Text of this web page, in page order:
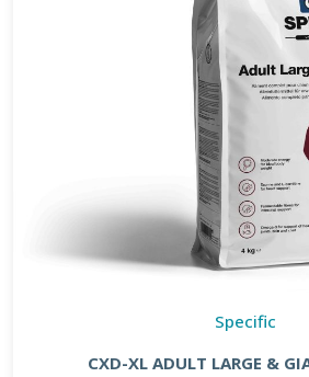
Specific
CXD-XL ADULT LARGE &